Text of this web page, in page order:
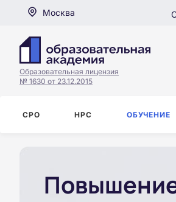
Москва
Образовательная лицензия
№ 1630 от 23.12.2015
СРО НРС ОБУЧЕНИЕ